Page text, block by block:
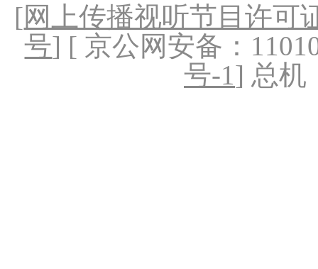
[网上传播视听节目许可
号] [ 京公网安备：
号-1] 总机